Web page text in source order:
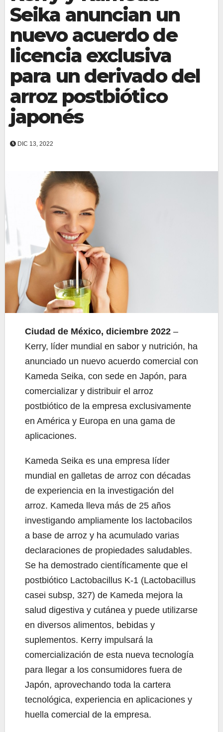
Seika anuncian un
nuevo acuerdo de
licencia exclusiva
para un derivado del
arroz postbiótico
japonés
DIC 13, 2022
Ciudad de México, diciembre 2022 –
Kerry, líder mundial en sabor y nutrición, ha
anunciado un nuevo acuerdo comercial con
Kameda Seika, con sede en Japón, para
comercializar y distribuir el arroz
postbiótico de la empresa exclusivamente
en América y Europa en una gama de
aplicaciones.
Kameda Seika es una empresa líder
mundial en galletas de arroz con décadas
de experiencia en la investigación del
arroz. Kameda lleva más de 25 años
investigando ampliamente los lactobacilos
a base de arroz y ha acumulado varias
declaraciones de propiedades saludables.
Se ha demostrado científicamente que el
postbiótico Lactobacillus K-1 (Lactobacillus
casei subsp, 327) de Kameda mejora la
salud digestiva y cutánea y puede utilizarse
en diversos alimentos, bebidas y
suplementos. Kerry impulsará la
comercialización de esta nueva tecnología
para llegar a los consumidores fuera de
Japón, aprovechando toda la cartera
tecnológica, experiencia en aplicaciones y
huella comercial de la empresa.